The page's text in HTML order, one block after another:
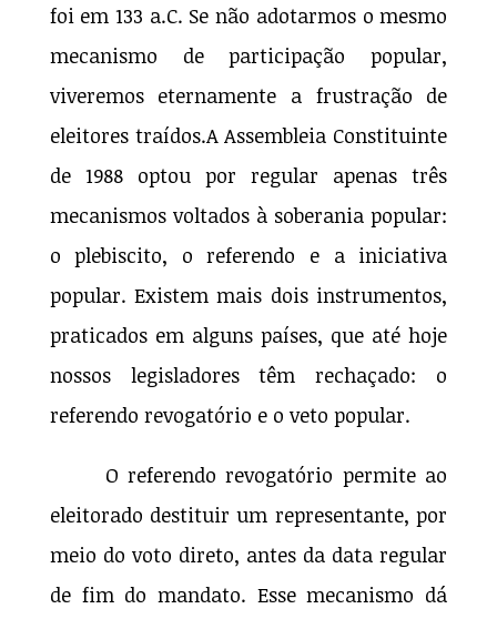
foi em 133 a.C. Se não adotarmos o mesmo
mecanismo de participação popular,
viveremos eternamente a frustração de
eleitores traídos.A Assembleia Constituinte
de 1988 optou por regular apenas três
mecanismos voltados à soberania popular:
o plebiscito, o referendo e a iniciativa
popular. Existem mais dois instrumentos,
praticados em alguns países, que até hoje
nossos legisladores têm rechaçado: o
referendo revogatório e o veto popular.
O referendo revogatório permite ao
eleitorado destituir um representante, por
meio do voto direto, antes da data regular
de fim do mandato. Esse mecanismo dá